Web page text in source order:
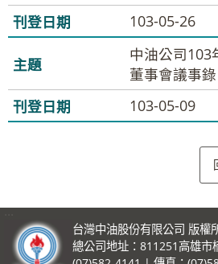
103-05-26
中油公司103
董事會議事錄
103-05-09
台灣中油股份有限公司 版權
總公司地址：811251高雄市